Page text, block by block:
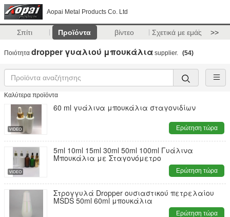
Aopai Metal Products Co. Ltd
Σπίτι Προϊόντα βίντεο Σχετικά με εμάς >>
Ποιότητα dropper γυαλιού μπουκάλια supplier. (54)
Καλύτερα προϊόντα
60 ml γυάλινα μπουκάλια σταγονιδίων
Ερώτηση τώρα
5ml 10ml 15ml 30ml 50ml 100ml Γυάλινα
Μπουκάλια με Σταγονόμετρο
Ερώτηση τώρα
Στρογγυλά Dropper ουσιαστικού πετρελαίου
MSDS 50ml 60ml μπουκάλια
Ερώτηση τώρα